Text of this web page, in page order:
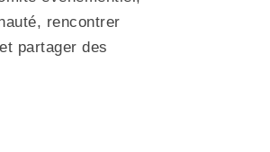
rencontrer
partager des